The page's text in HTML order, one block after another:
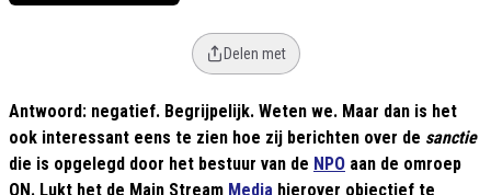
Delen met
Antwoord: negatief. Begrijpelijk. Weten we. Maar dan is het
ook interessant eens te zien hoe zij berichten over de sanctie
die is opgelegd door het bestuur van de NPO aan de omroep
ON. Lukt het de Main Stream Media hierover objectief te